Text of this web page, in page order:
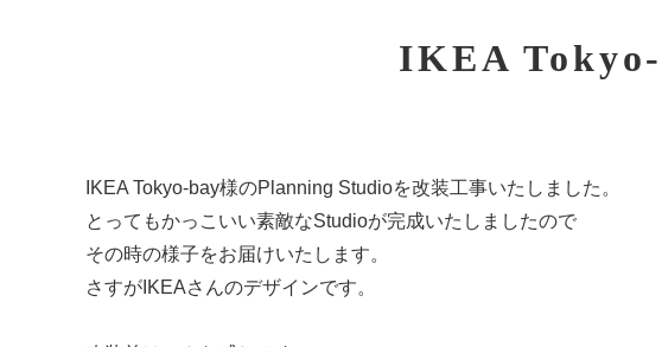
IKEA
IKEA Tokyo-bay様のPlanning Studioを改装工事いたしました。
とってもかっこいい素敵なStudioが完成いたしましたので
その時の様子をお届けいたします。
さすがIKEAさんのデザインです。